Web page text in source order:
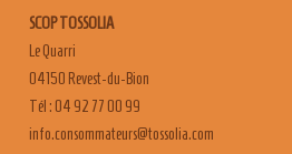
SCOP TOSSOLIA
Le Quarri
04150 Revest-du-Bion
Tél : 04 92 77 00 99
moc.ailossot@sruetammosnoc.ofni